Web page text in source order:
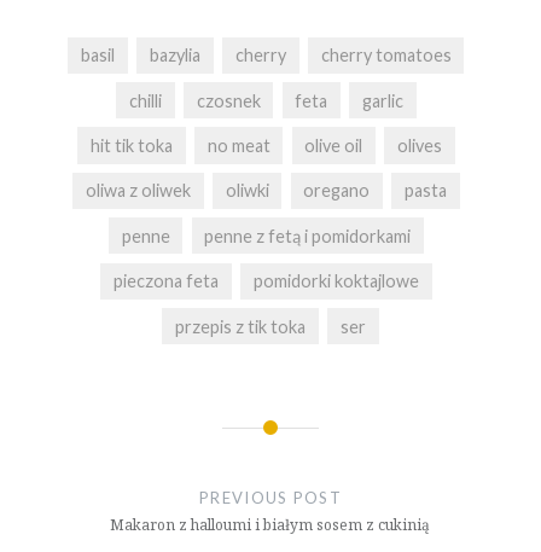
basil bazylia cherry cherry tomatoes
chilli czosnek feta garlic
hit tik toka no meat olive oil olives
oliwa z oliwek oliwki oregano pasta
penne penne z fetą i pomidorkami
pieczona feta pomidorki koktajlowe
przepis z tik toka ser
PREVIOUS POST
Makaron z halloumi i białym sosem z cukinią